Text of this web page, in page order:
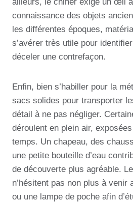
connaissance des objets
les différentes époques,
s’avérer très utile pour
déceler une contrefaçon.
Enfin, bien s’habiller pour la
sacs solides pour transporter
détail à ne pas négliger.
déroulent en plein air,
temps. Un chapeau, des
une petite bouteille d’eau
de découverte plus agréable.
n’hésitent pas non plus à venir
ou une lampe de poche afin